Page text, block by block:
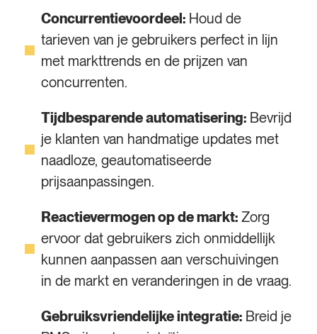
Concurrentievoordeel:Houd de
tarieven van je gebruikers perfect in lijn
met markttrends en de prijzen van
concurrenten.
Tijdbesparende automatisering:Bevrijd
je klanten van handmatige updates met
naadloze, geautomatiseerde
prijsaanpassingen.
Reactievermogen op de markt:Zorg
ervoor dat gebruikers zich onmiddellijk
kunnen aanpassen aan verschuivingen
in de markt en veranderingen in de vraag.
Gebruiksvriendelijke integratie:Breid je